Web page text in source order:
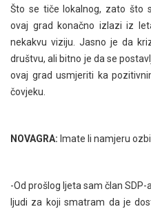
Što se tiče lokalnog, zato što
ovaj grad konačno izlazi iz
nekakvu viziju. Jasno je da
društvu, ali bitno je da se
ovaj grad usmjeriti ka
čovjeku.
NOVAGRA: Imate li namjeru
-Od prošlog ljeta sam član
ljudi za koji smatram da je